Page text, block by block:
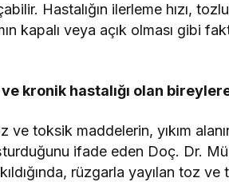
Hastalığın ilerleme hızı,
kapalı veya açık olması gibi
kronik hastalığı olan
ve toksik maddelerin, yıkım
ifade eden Doç. Dr.
rüzgarla yayılan toz ve